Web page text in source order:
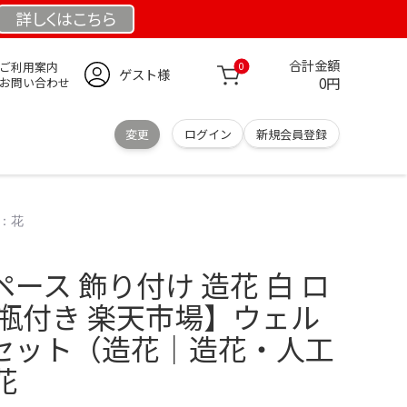
詳しくはこちら
利用案内
問い合わせ
ゲスト様 0 合計金額
0円
変更 ログイン 新規会員登録
花
ス 飾り付け 造花 白 ロ
付き 楽天市場】ウェル
ット（造花｜造花・人工